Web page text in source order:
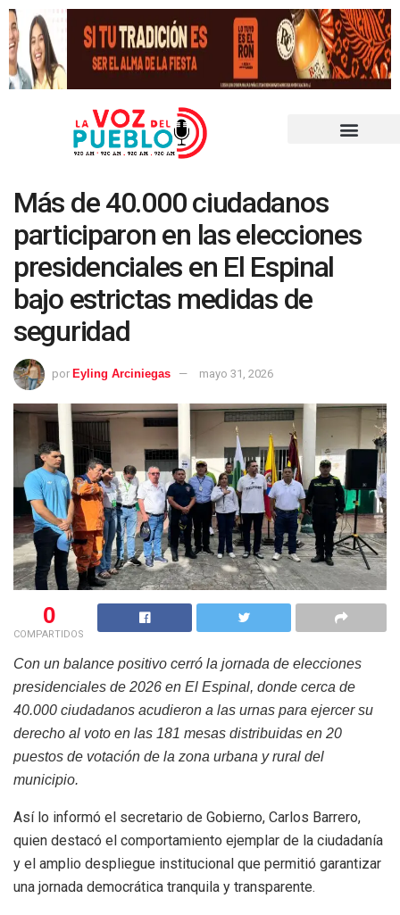
Más de 40.000 ciudadanos
participaron en las elecciones
presidenciales en El Espinal
bajo estrictas medidas de
seguridad
por Eyling Arciniegas mayo 31, 2026
0
COMPARTIDOS
Con un balance positivo cerró la jornada de elecciones
presidenciales de 2026 en El Espinal, donde cerca de
40.000 ciudadanos acudieron a las urnas para ejercer su
derecho al voto en las 181 mesas distribuidas en 20
puestos de votación de la zona urbana y rural del
municipio.
Así lo informó el secretario de Gobierno, Carlos Barrero,
quien destacó el comportamiento ejemplar de la ciudadanía
y el amplio despliegue institucional que permitió garantizar
una jornada democrática tranquila y transparente.